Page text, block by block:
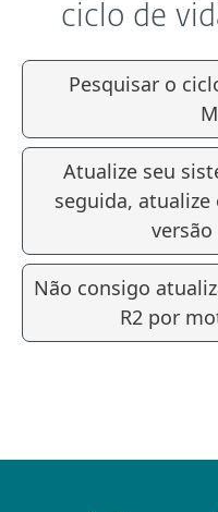
ciclo de
Pesquisar o
Atualize seu
seguida, atualize
Não consigo
R2 por